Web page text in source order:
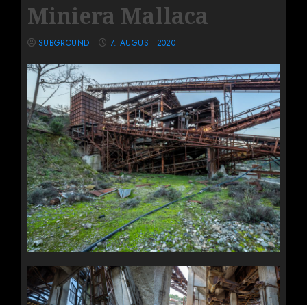
Miniera Mallaca
SUBGROUND 7. AUGUST 2020